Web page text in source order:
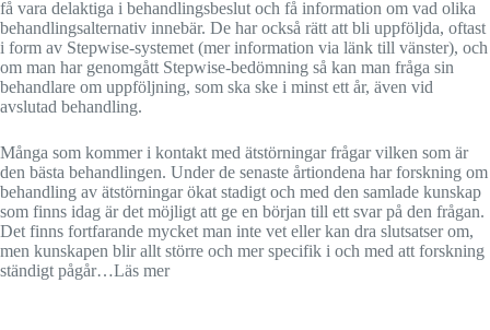
få vara delaktiga i behandlingsbeslut och få information om vad olika
behandlingsalternativ innebär. De har också rätt att bli uppföljda, oftast
i form av Stepwise-systemet (mer information via länk till vänster), och
om man har genomgått Stepwise-bedömning så kan man fråga sin
behandlare om uppföljning, som ska ske i minst ett år, även vid
avslutad behandling.
Många som kommer i kontakt med ätstörningar frågar vilken som är
den bästa behandlingen. Under de senaste årtiondena har forskning om
behandling av ätstörningar ökat stadigt och med den samlade kunskap
som finns idag är det möjligt att ge en början till ett svar på den frågan.
Det finns fortfarande mycket man inte vet eller kan dra slutsatser om,
men kunskapen blir allt större och mer specifik i och med att forskning
ständigt pågår…Läs mer